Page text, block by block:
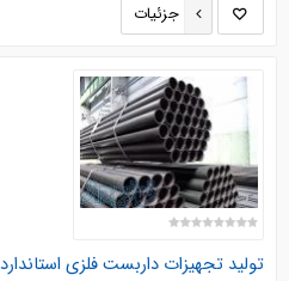
جزئیات
تولید تجهیزات داربست فلزی استاندارد